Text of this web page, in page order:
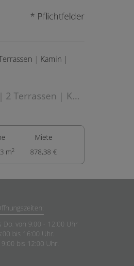
* Pflichtfelder
113 m² Wohnfläche | 2 Terrassen | Kamin | sofort verfügbar
m2
Miete
878,38 €
Do. von 9:00 - 12:00 Uhr
bis 16:00 Uhr.
9:00 bis 12:00 Uhr.